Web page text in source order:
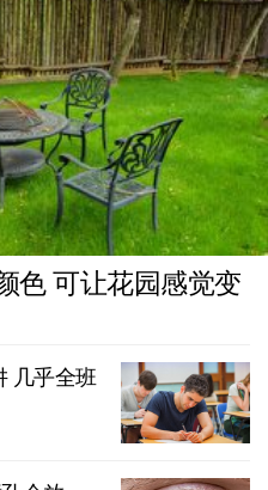
色 可让花园感觉变
几乎全班